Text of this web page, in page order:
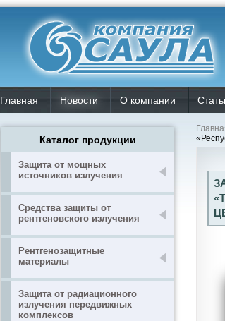
Главная Новости О компании
Каталог продукции
Защита от мощных
источников излучения
Средства защиты от
рентгеновского излучения
Рентгенозащитные
материалы
Защита от радиационного
излучения передвижных
комплексов